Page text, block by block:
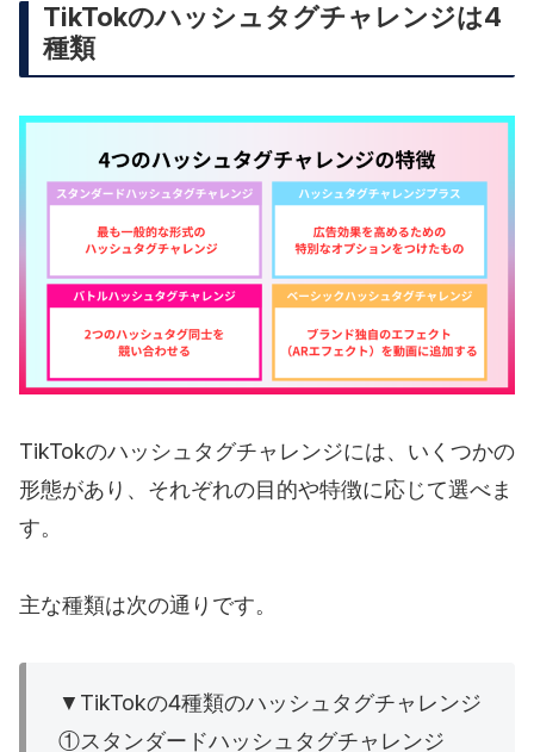
TikTokのハッシュタグチャレンジは4
種類
TikTokのハッシュタグチャレンジには、いくつかの
形態があり、それぞれの目的や特徴に応じて選べま
す。
主な種類は次の通りです。
▼TikTokの4種類のハッシュタグチャレンジ
①スタンダードハッシュタグチャレンジ